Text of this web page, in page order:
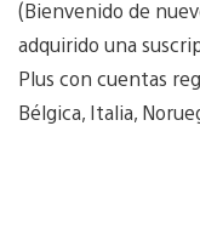
(Bienvenido de
adquirido una
Plus con cuentas
Bélgica, Italia,